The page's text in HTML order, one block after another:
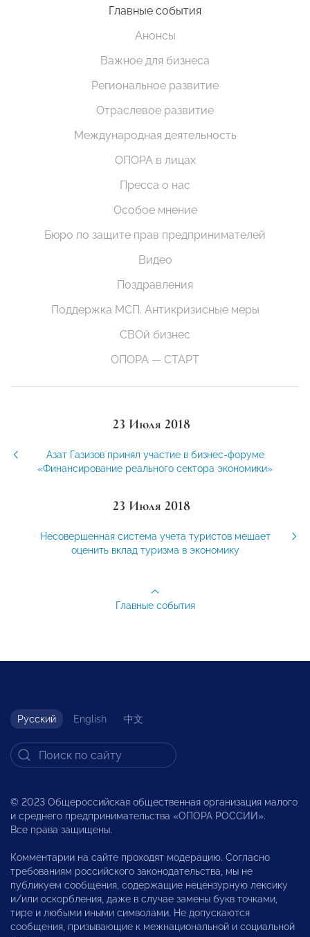
Главные события
Анонсы
Важное для бизнеса
Региональное развитие
Отраслевое развитие
Международная деятельность
ОПОРА в лицах
Пресса о нас
Особое мнение
Бюро по защите прав предпринимателей
Видео
Поздравления
Поддержка МСП. Антикризисные меры
СВОй бизнес
ОПОРА — СТАРТ
23 Июля 2018
Азат Газизов принял участие в бизнес-форуме
«Финансирование реального сектора экономики»
23 Июля 2018
Несовершенная система учета туристов мешает
оценить вклад туризма в экономику
Главные события
Русский English 中文
© 2023 Общероссийская общественная организация малого
и среднего предпринимательства «ОПОРА РОССИИ».
Все права защищены.
Комментарии на сайте проходят модерацию. Согласно
требованиям российского законодательства, мы не
публикуем сообщения, содержащие нецензурную лексику
и/или оскорбления, даже в случае замены букв точками,
тире и любыми иными символами. Не допускаются
сообщения, призывающие к межнациональной и социальной